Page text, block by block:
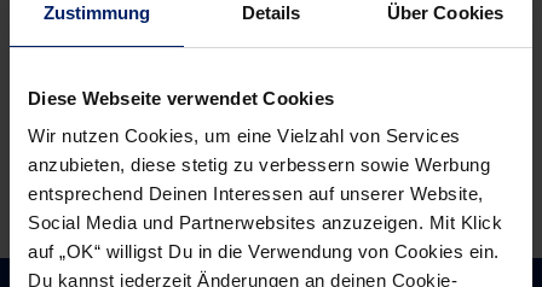
Zustimmung Details Über Cookies
Diese Webseite verwendet Cookies
Wir nutzen Cookies, um eine Vielzahl von Services
anzubieten, diese stetig zu verbessern sowie Werbung
entsprechend Deinen Interessen auf unserer Website,
Social Media und Partnerwebsites anzuzeigen. Mit Klick
auf „OK“ willigst Du in die Verwendung von Cookies ein.
Du kannst jederzeit Änderungen an deinen Cookie-